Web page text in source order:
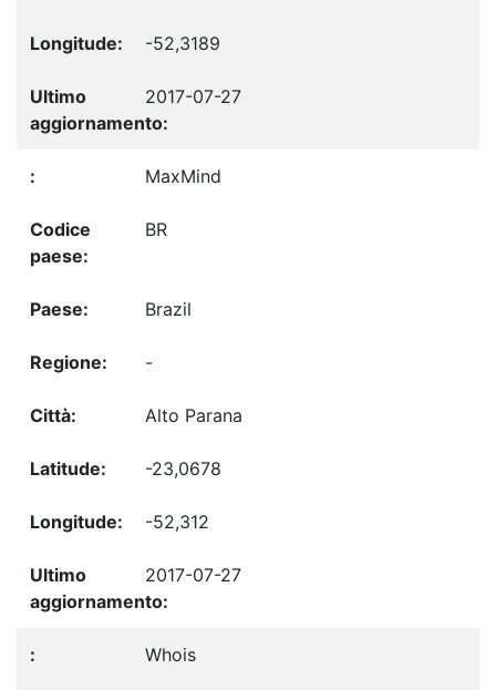
-52,3189
2017-07-27
MaxMind
BR
Brazil
-
Alto Parana
-23,0678
-52,312
2017-07-27
Whois